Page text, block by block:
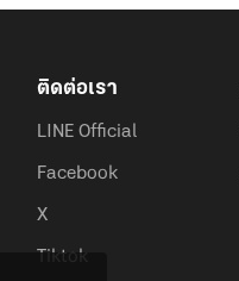
ติดต่อเรา
LINE Official
Facebook
X
Tiktok